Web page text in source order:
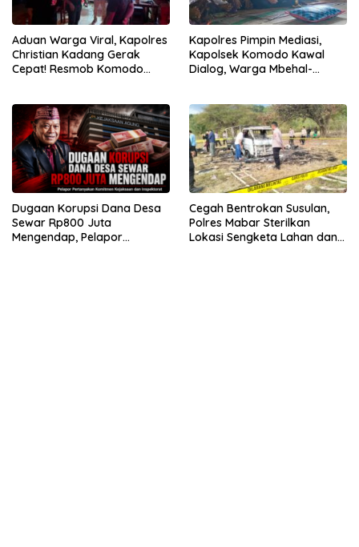
Aduan Warga Viral, Kapolres
Christian Kadang Gerak
Cepat! Resmob Komodo
Kapolres Pimpin Mediasi,
Kapolsek Komodo Kawal
Dialog, Warga Mbehal-
Dugaan Korupsi Dana Desa
Sewar Rp800 Juta
Mengendap, Pelapor
Cegah Bentrokan Susulan,
Polres Mabar Sterilkan
Lokasi Sengketa Lahan dan